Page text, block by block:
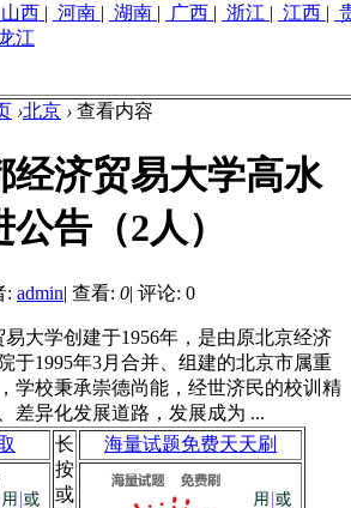
山西 | 河南 | 湖南 | 广西 | 浙江 | 江西 |
江
›北京 › 查看内容
经济贸易大学高水
告（2人）
: admin| 查看: 0| 评论: 0
学创建于1956年，是由原北京经济
于1995年3月合并、组建的北京市属重
学校秉承崇德尚能，经世济民的校训精
差异化发展道路，发展成为 ...
长
按
或
海量试题免费天天刷